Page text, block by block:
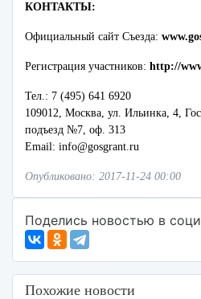
КОНТАКТЫ:
Официальный сайт Съезда:
Регистрация участников: http://
Тел.: 7 (495) 641 6920
109012, Москва, ул. Ильинка, 4,
подъезд №7, оф. 313
Email: info@gosgrant.ru
Опубликовано: 2017-11-24 00:00
Поделись новостью в
Похожие новости